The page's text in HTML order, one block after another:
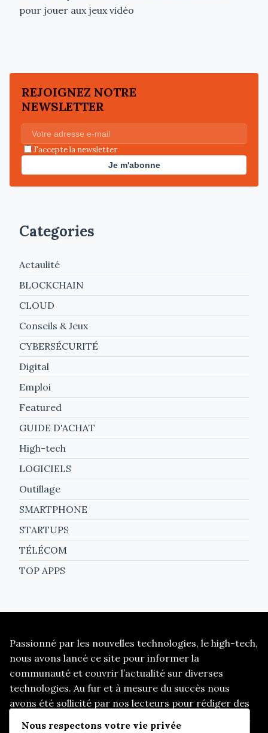
pour jouer aux jeux vidéo
REJOIGNEZ NOTRE
NEWSLETTER
J'accepte la newsletter
Je m'abonne
Categories
Actaulité
BLOCKCHAIN
CLOUD
Conseils & Jeux
CYBERSÉCURITÉ
Digital
Emploi
Featured
GUIDE D'ACHAT
High-tech
LOGICIELS
Outillage
SMARTPHONE
STARTUPS
TÉLÉCOM
TOP APPS
Passionné par les nouvelles technologies, le high-tech,
nous avons lancé ce site pour informer la
communauté et couvrir l’actualité sur diverses
technologies. Au fur et à mesure du succès nous
avons été sollicité par nos lecteurs pour rédiger des
articles sur d’autres thématiques, telles que les start
Nous respectons votre vie privée